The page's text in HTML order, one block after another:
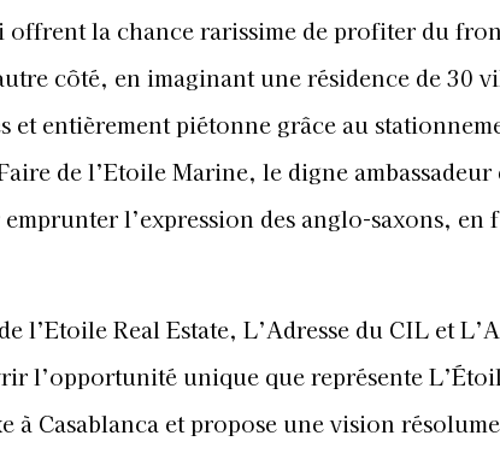
la chance rarissime de profiter du
côté, en imaginant une résidence de 30
et entièrement piétonne grâce au
de l’Etoile Marine, le digne ambassadeur
l’expression des anglo-saxons, en
l’Etoile Real Estate, L’Adresse du CIL et
l’opportunité unique que représente
Casablanca et propose une vision